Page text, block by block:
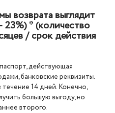
возврата выглядит
23%) * (количество
/ срок действия
действующая
банковские реквизиты.
14 дней. Конечно,
большую выгоду, но
второго.